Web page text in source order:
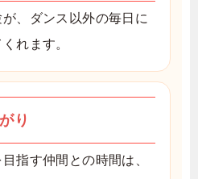
、ダンス以外の毎日に
れます。
り
指す仲間との時間は、